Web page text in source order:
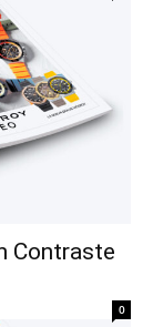
Contraste
0